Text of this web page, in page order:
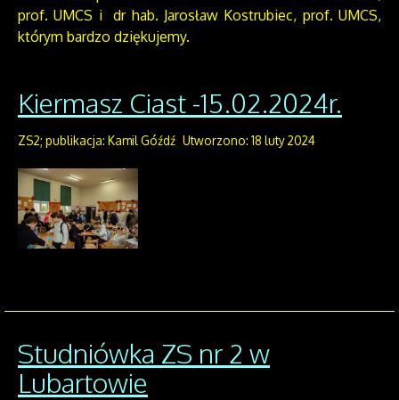
prof. UMCS i dr hab. Jarosław Kostrubiec, prof. UMCS,
którym bardzo dziękujemy.
Kiermasz Ciast -15.02.2024r.
ZS2; publikacja: Kamil Góźdź Utworzono: 18 luty 2024
Studniówka ZS nr 2 w
Lubartowie